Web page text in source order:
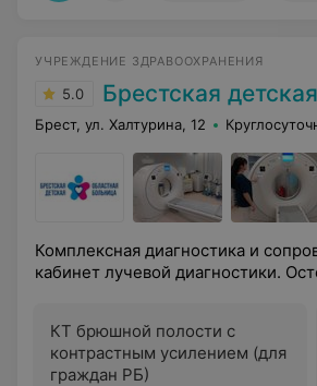
УЧРЕЖДЕНИЕ ЗДРАВООХРАНЕНИЯ
5.0 Брестская
Брест, ул. Халтурина, 12
Комплексная диагностика и
кабинет лучевой диагностики.
КТ брюшной полости с
контрастным усилением (для
граждан РБ)